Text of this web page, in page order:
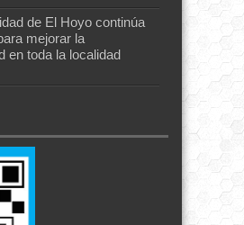
de El Hoyo continúa
mejorar la
en toda la localidad